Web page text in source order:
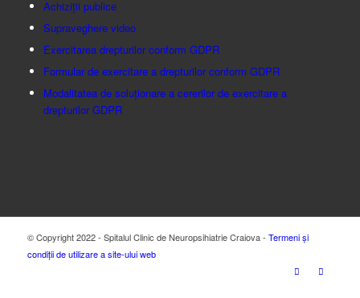
Achiziții publice
Supraveghere video
Exercitarea drepturilor conform GDPR
Formular de exercitare a drepturilor conform GDPR
Modalitatea de soluționare a cererilor de exercitare a
drepturilor GDPR
© Copyright 2022 - Spitalul Clinic de Neuropsihiatrie Craiova - Termeni și
condiții de utilizare a site-ului web